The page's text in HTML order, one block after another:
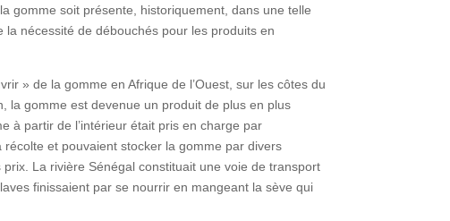
gomme soit présente, historiquement, dans une telle
nécessité de débouchés pour les produits en
» de la gomme en Afrique de l’Ouest, sur les côtes du
la gomme est devenue un produit de plus en plus
à partir de l’intérieur était pris en charge par
et pouvaient stocker la gomme par divers
La rivière Sénégal constituait une voie de transport
finissaient par se nourrir en mangeant la sève qui